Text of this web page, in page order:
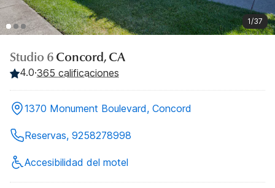
1/37
Studio 6 Concord, CA
4.0·365 calificaciones
1370 Monument Boulevard, Concord
Reservas, 9258278998
Accesibilidad del motel